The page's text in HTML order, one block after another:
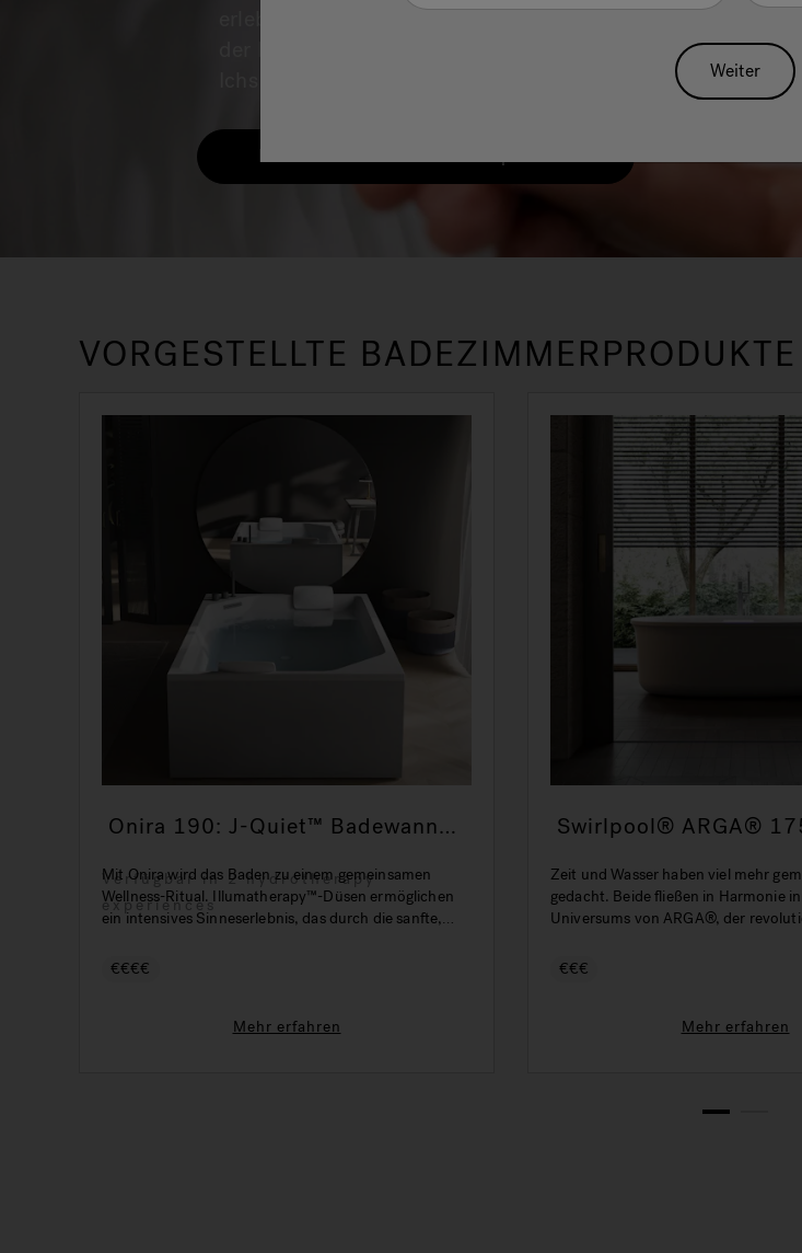
der Pflege des eigenen Körpers und des eigenen
VORGESTELLTE BADEZIMMERPRODUKTE
Onira 190: J-Quiet™ Badewanne
Verfügbar in 2 hydrotherapy
experiences
Mit Onira wird das Baden zu einem gemeinsamen
Wellness-Ritual. Illumatherapy™-Düsen ermöglichen
ein intensives Sinneserlebnis, das durch die sanfte,
Technologie noch verstärkt wird und zu nichts
€€€€
Mehr erfahren
Swirlpool® ARGA®
Zeit und Wasser haben viel mehr
gedacht. Beide fließen in Harmonie
Universums von ARGA®, der
€€€
Mehr erfahren
1
Weiter